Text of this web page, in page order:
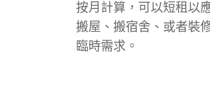
按月計算，可以短租以
搬屋、搬宿舍、或者裝
臨時需求。